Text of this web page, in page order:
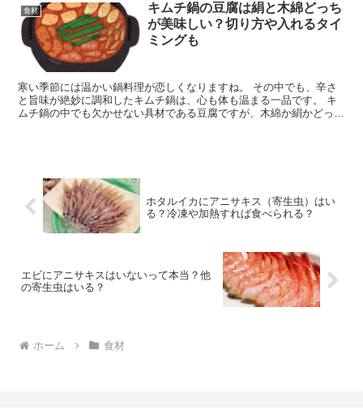
食材
キムチ鍋の豆腐は絹と木綿どっち
が美味しい？切り方や入れるタイ
ミングも
寒い季節には温かい鍋料理が恋しくなりますね。 その中でも、辛さ
と旨味が絶妙に調和したキムチ鍋は、心も体も温まる一品です。 キ
ムチ鍋の中でも欠かせない具材である豆腐ですが、木綿か絹かどっち
ホタルイカにアニサキス（寄生虫）はい
る？冷凍や加熱すれば食べられる？
エビにアニサキスはいないって本当？他
の寄生虫はいる？
ホーム 食材